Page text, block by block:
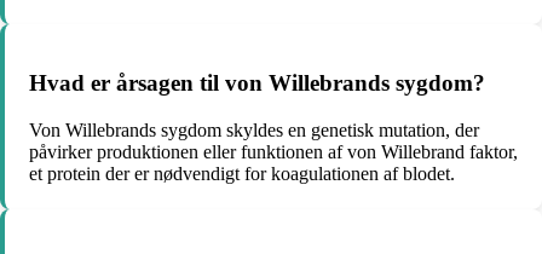
Hvad er årsagen til von Willebrands sygdom?
Von Willebrands sygdom skyldes en genetisk mutation, der
påvirker produktionen eller funktionen af von Willebrand faktor,
et protein der er nødvendigt for koagulationen af blodet.